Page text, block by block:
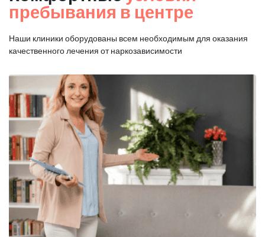
пребывания в центре
Наши клиники оборудованы всем необходимым для оказания
качественного лечения от наркозависимости